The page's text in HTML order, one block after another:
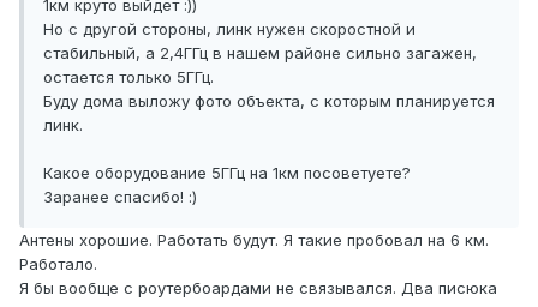
1км круто выйдет :))
Но с другой стороны, линк нужен скоростной и
стабильный, а 2,4ГГц в нашем районе сильно загажен,
остается только 5ГГц.
Буду дома выложу фото объекта, с которым планируется
линк.
Какое оборудование 5ГГц на 1км посоветуете?
Заранее спасибо! :)
Антены хорошие. Работать будут. Я такие пробовал на 6 км.
Работало.
Я бы вообще с роутербоардами не связывался. Два писюка